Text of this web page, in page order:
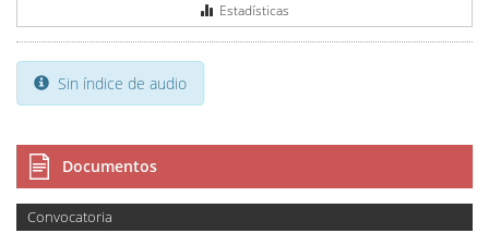
Estadísticas
Sin índice de audio
Documentos
Convocatoria